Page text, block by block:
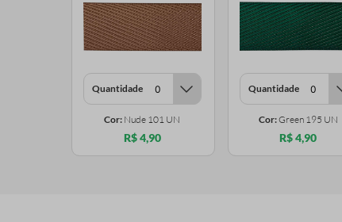
Quantidade
Cor: Nude 101 UN
R$ 4,90
Quantidade
Cor:Green 195 UN
R$ 4,90